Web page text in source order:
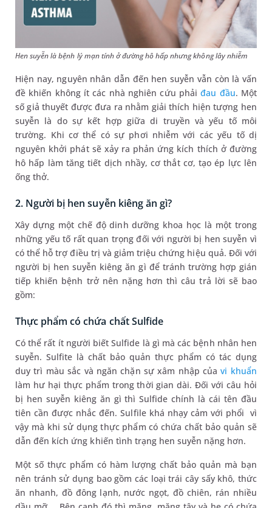
Hen suyễn là bệnh lý mạn tính ở đường hô hấp nhưng không lây nhiễm
Hiện nay, nguyên nhân dẫn đến hen suyễn vẫn còn là vấn
đề khiến không ít các nhà nghiên cứu phảiđau đầu. Một
số giả thuyết được đưa ra nhằm giải thích hiện tượng hen
suyễn là do sự kết hợp giữa di truyền và yếu tố môi
trường. Khi cơ thể có sự phơi nhiễm với các yếu tố dị
nguyên khởi phát sẽ xảy ra phản ứng kích thích ở đường
hô hấp làm tăng tiết dịch nhầy, cơ thắt cơ, tạo ép lực lên
ống thở.
2. Người bị hen suyễn kiêng ăn gì?
Xây dựng một chế độ dinh dưỡng khoa học là một trong
những yếu tố rất quan trọng đối với người bị hen suyễn vì
có thể hỗ trợ điều trị và giảm triệu chứng hiệu quả. Đối với
người bị hen suyễn kiêng ăn gì để tránh trường hợp gián
tiếp khiến bệnh trở nên nặng hơn thì câu trả lời sẽ bao
gồm:
Thực phẩm có chứa chất Sulfide
Có thể rất ít người biết Sulfide là gì mà các bệnh nhân hen
suyễn. Sulfite là chất bảo quản thực phẩm có tác dụng
duy trì màu sắc và ngăn chặn sự xâm nhập củavi khuẩn
làm hư hại thực phẩm trong thời gian dài. Đối với câu hỏi
bị hen suyễn kiêng ăn gì thì Sulfide chính là cái tên đầu
tiên cần được nhắc đến. Sulfile khá nhạy cảm với phổi vì
vậy mà khi sử dụng thực phẩm có chứa chất bảo quản sẽ
dẫn đến kích ứng khiến tình trạng hen suyễn nặng hơn.
Một số thực phẩm có hàm lượng chất bảo quản mà bạn
nên tránh sử dụng bao gồm các loại trái cây sấy khô, thức
ăn nhanh, đồ đông lạnh, nước ngọt, đồ chiên, rán nhiều